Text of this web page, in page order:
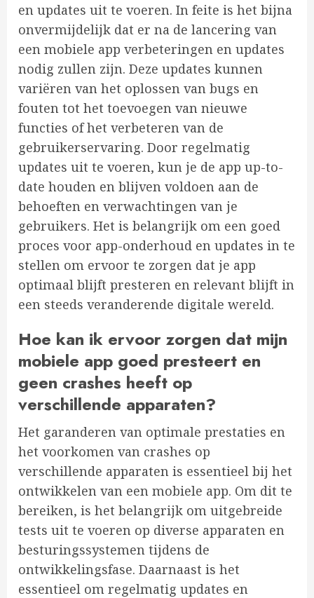
en updates uit te voeren. In feite is het bijna
onvermijdelijk dat er na de lancering van
een mobiele app verbeteringen en updates
nodig zullen zijn. Deze updates kunnen
variëren van het oplossen van bugs en
fouten tot het toevoegen van nieuwe
functies of het verbeteren van de
gebruikerservaring. Door regelmatig
updates uit te voeren, kun je de app up-to-
date houden en blijven voldoen aan de
behoeften en verwachtingen van je
gebruikers. Het is belangrijk om een goed
proces voor app-onderhoud en updates in te
stellen om ervoor te zorgen dat je app
optimaal blijft presteren en relevant blijft in
een steeds veranderende digitale wereld.
Hoe kan ik ervoor zorgen dat mijn
mobiele app goed presteert en
geen crashes heeft op
verschillende apparaten?
Het garanderen van optimale prestaties en
het voorkomen van crashes op
verschillende apparaten is essentieel bij het
ontwikkelen van een mobiele app. Om dit te
bereiken, is het belangrijk om uitgebreide
tests uit te voeren op diverse apparaten en
besturingssystemen tijdens de
ontwikkelingsfase. Daarnaast is het
essentieel om regelmatig updates en